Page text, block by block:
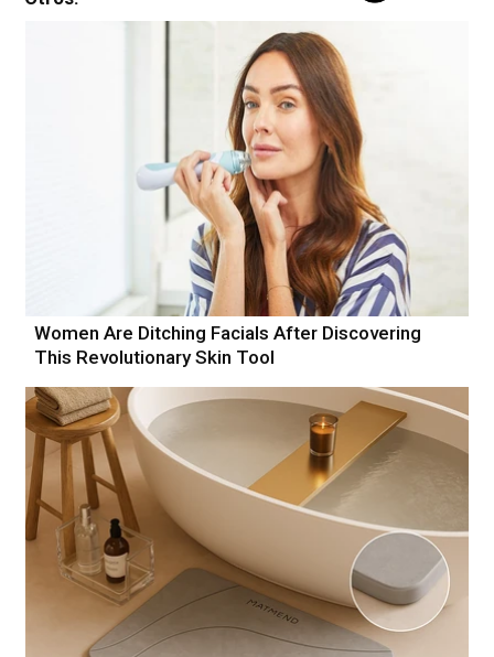
Women Are Ditching Facials After Discovering
This Revolutionary Skin Tool